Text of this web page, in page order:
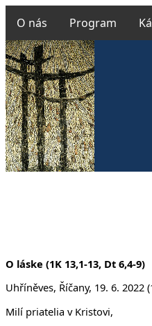
O nás Program
O láske (1K 13,1-13, Dt 6,4-9)
Uhříněves, Říčany, 19. 6. 2022
Milí priatelia v Kristovi,